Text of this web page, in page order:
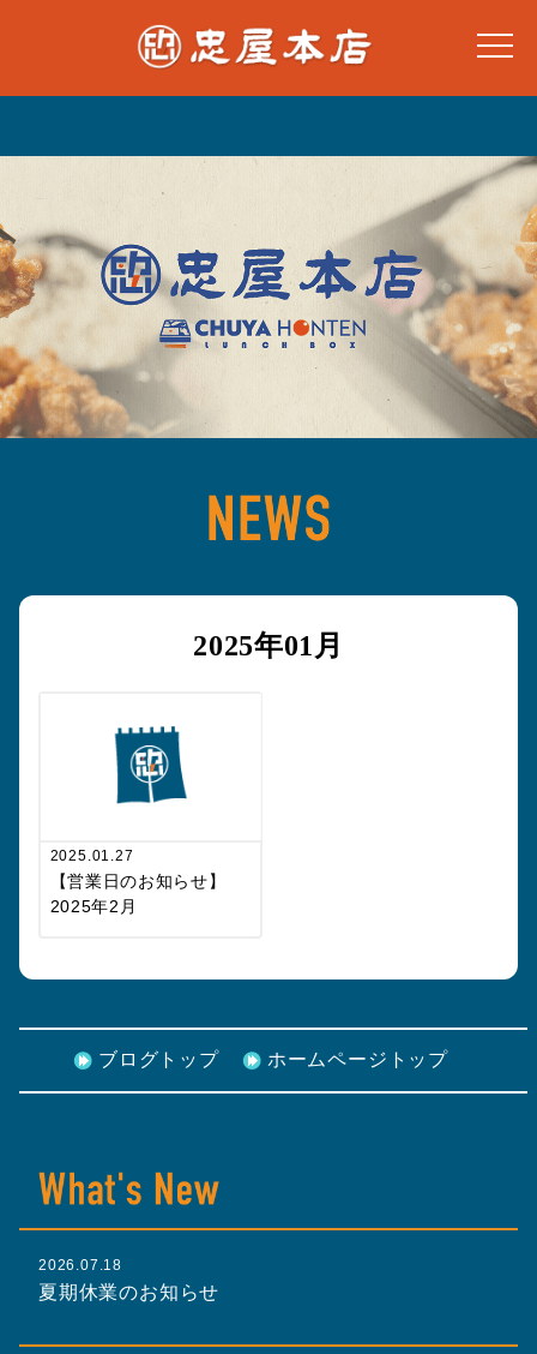
2025年01月
2025.01.27
【営業日のお知らせ】
2025年2月
ブログトップ ホームページトップ
2026.07.18
夏期休業のお知らせ